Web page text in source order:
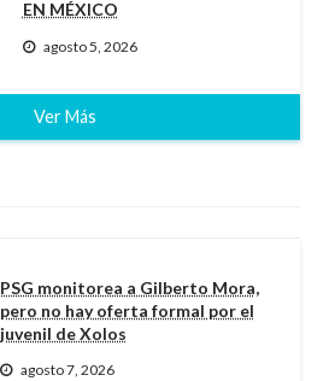
EN MÉXICO
agosto 5, 2026
Ver Más
PSG monitorea a Gilberto Mora,
pero no hay oferta formal por el
juvenil de Xolos
agosto 7, 2026